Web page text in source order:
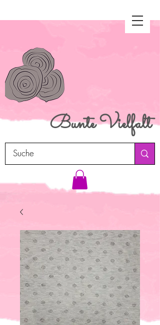
BunteVielfalt